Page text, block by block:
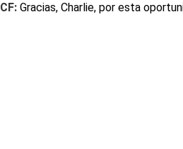
CF:Gracias, Charlie, por esta